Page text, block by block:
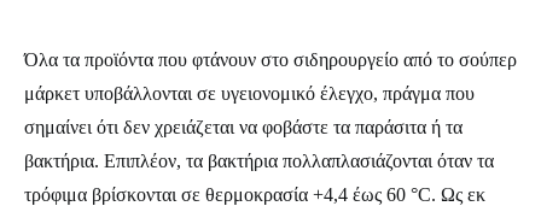
Όλα τα προϊόντα που φτάνουν στο σιδηρουργείο από το σούπερ
μάρκετ υποβάλλονται σε υγειονομικό έλεγχο, πράγμα που
σημαίνει ότι δεν χρειάζεται να φοβάστε τα παράσιτα ή τα
βακτήρια. Επιπλέον, τα βακτήρια πολλαπλασιάζονται όταν τα
τρόφιμα βρίσκονται σε θερμοκρασία +4,4 έως 60 °C. Ως εκ